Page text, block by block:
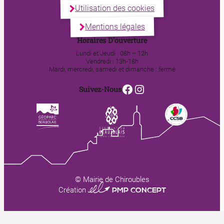
Utilisation des cookies
Mentions légales
Horaires D’ouverture
Lundi et Jeudi : 08h – 12h
Vendredi : 13h-18h
Mardi, mercredi, samedi et dimanche : fermé
Suivez-NousFacebook
Instagram
© Mairie de Chiroubles
Création 0123 PMP CONCEPT